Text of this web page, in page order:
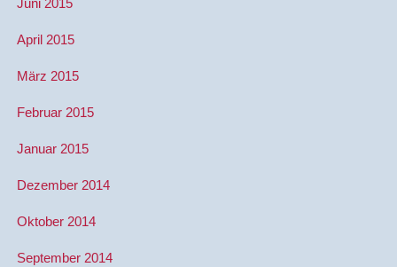
April 2015
März 2015
Februar 2015
Januar 2015
Dezember 2014
Oktober 2014
September 2014